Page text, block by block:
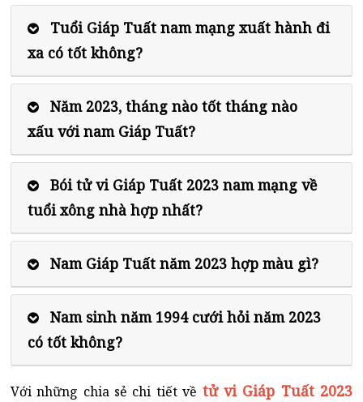
Tuổi Giáp Tuất nam mạng xuất hành đi
xa có tốt không?
Năm 2023, tháng nào tốt tháng nào
xấu với nam Giáp Tuất?
Bói tử vi Giáp Tuất 2023 nam mạng về
tuổi xông nhà hợp nhất?
Nam Giáp Tuất năm 2023 hợp màu gì?
Nam sinh năm 1994 cưới hỏi năm 2023
có tốt không?
Với những chia sẻ chi tiết về tử vi Giáp Tuất 2023